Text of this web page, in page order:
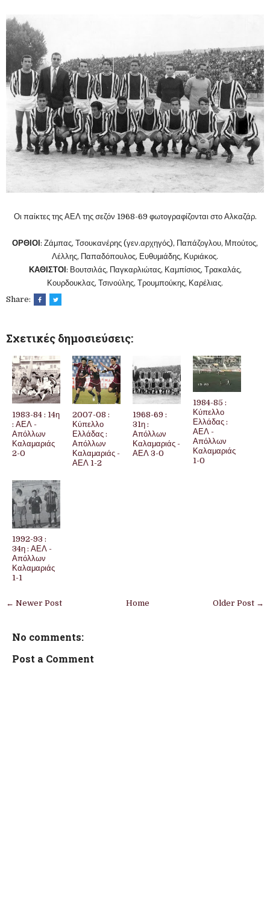
Οι παίκτες της ΑΕΛ της σεζόν 1968-69 φωτογραφίζονται στο Αλκαζάρ.
ΟΡΘΙΟΙ : Ζάμπας, Τσουκανέρης (γεν.αρχηγός), Παπάζογλου, Μπούτος,
Λέλλης, Παπαδόπουλος, Ευθυμιάδης, Κυριάκος.
ΚΑΘΙΣΤΟΙ : Βουτσιλάς, Παγκαρλιώτας, Καμπίσιος, Τρακαλάς,
Κουρδουκλας, Τσινούλης, Τρουμπούκης, Καρέλιας.
Share:
Σχετικές δημοσιεύσεις:
1983-84 : 14η
: ΑΕΛ -
Απόλλων
Καλαμαριάς
2-0
2007-08 :
Κύπελλο
Ελλάδας :
Απόλλων
Καλαμαριάς -
ΑΕΛ 1-2
1968-69 :
31η :
Απόλλων
Καλαμαριάς -
ΑΕΛ 3-0
1984-85 :
Κύπελλο
Ελλάδας :
ΑΕΛ -
Απόλλων
Καλαμαριάς
1-0
1992-93 :
34η : ΑΕΛ -
Απόλλων
Καλαμαριάς
1-1
← Newer Post Older Post →
Home
No comments:
Post a Comment